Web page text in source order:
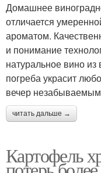
Домашнее
отличается
ароматом.
и понимание
натуральное вино
погреба украсит
вечер
читать дальше →
Картофель